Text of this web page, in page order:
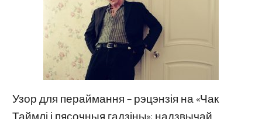
Узор для пераймання – рэцэнзія на «Чак